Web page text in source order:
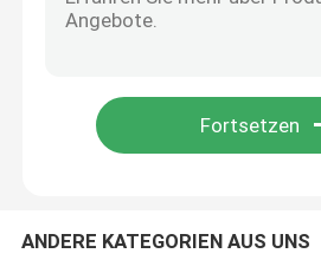
ANDERE KATEGORIEN AUS UNS